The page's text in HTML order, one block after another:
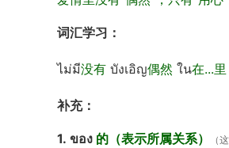
词汇学习：
ไม่มี没有 บังเอิญ偶然 ใน在...里
补充：
1. ของ 的（表示所属关系） （